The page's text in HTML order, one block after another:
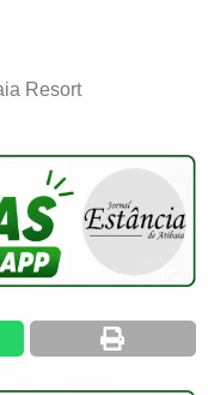
Resort